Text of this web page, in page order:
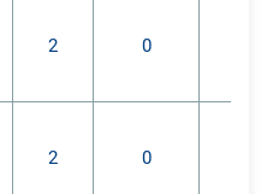
материал, который
отражать всю
деятельность
направлена на
стандартов.
2 0
2 0